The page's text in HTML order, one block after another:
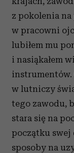
z pokolenia na
w pracowni
lubiłem mu
i nasiąkałem
instrumentów.
w lutniczy
tego zawodu,
stara się na
początku swej
sposoby na